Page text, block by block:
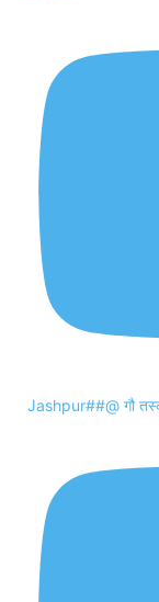
Jashpur##@ गौ